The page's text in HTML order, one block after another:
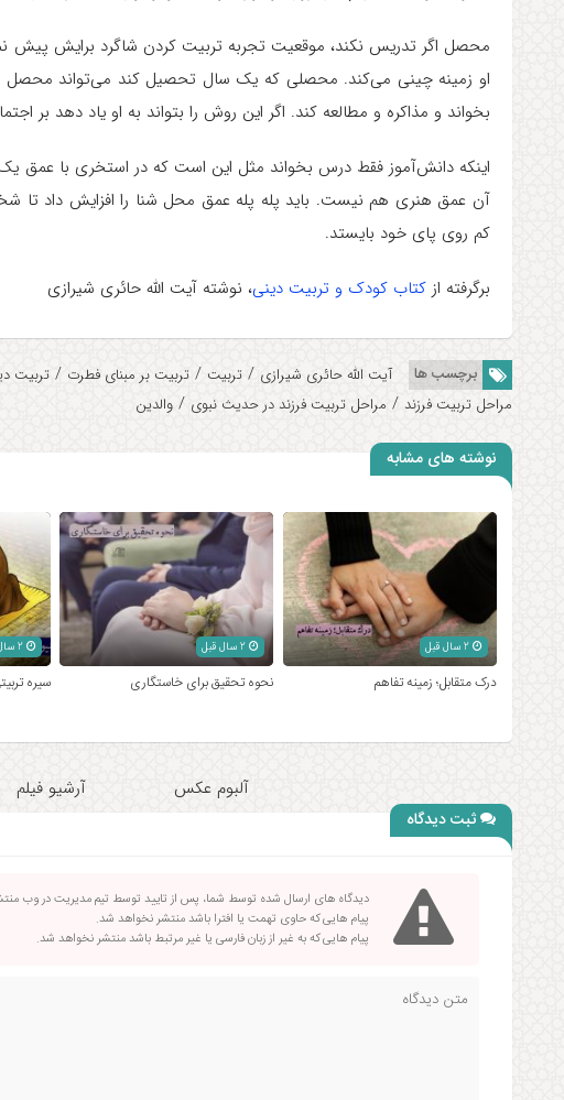
محصل اگر تدریس نکند، موقعیت تجربه تربیت کردن شاگرد برایش پیش
او زمینه چینی می‌کند. محصلی که یک سال تحصیل کند می‌تواند
بخواند و مذاکره و مطالعه کند. اگر این روش را بتواند به او یاد دهد بر
اینکه دانش‌آموز فقط درس بخواند مثل این است که در استخری با عمق
آن عمق هنری هم نیست. باید پله پله عمق محل شنا را افزایش داد تا
کم روی پای خود بایستد.
برگرفته از کتاب کودک و تربیت دینی، نوشته آیت الله حائری شیرازی
برچسب ها آیت الله حائری شیرازی / تربیت / تربیت بر مبنای فطرت / تربیت
مراحل تربیت فرزند / مراحل تربیت فرزند در حدیث نبوی / والدین
نوشته های مشابه
2 سال قبل
درک متقابل؛ زمینه تفاهم
2 سال قبل
نحوه تحقیق برای خاستگاری
2 سال قبل
سیره
آلبوم عکس آرشیو فیلم
ثبت دیدگاه
دیدگاه های ارسال شده توسط شما، پس از تایید توسط تیم مدیریت در وب
پیام هایی که حاوی تهمت یا افترا باشد منتشر نخواهد شد.
پیام هایی که به غیر از زبان فارسی یا غیر مرتبط باشد منتشر نخواهد شد.